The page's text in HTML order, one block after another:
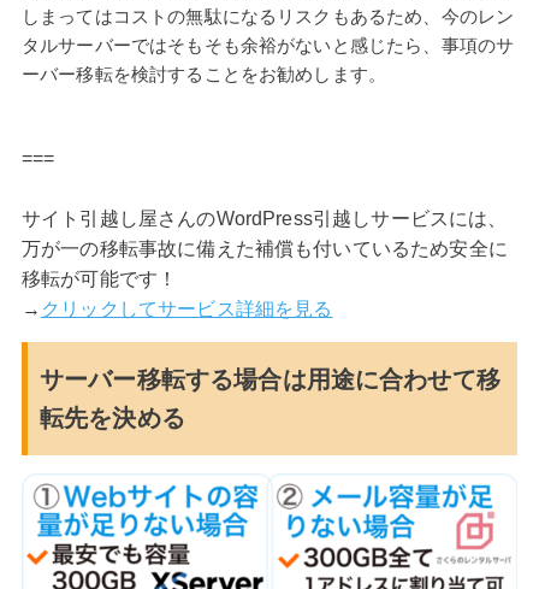
しまってはコストの無駄になるリスクもあるため、今のレン
タルサーバーではそもそも余裕がないと感じたら、事項のサ
ーバー移転を検討することをお勧めします。
===
サイト引越し屋さんのWordPress引越しサービスには、
万が一の移転事故に備えた補償も付いているため安全に
移転が可能です！
→ クリックしてサービス詳細を見る
サーバー移転する場合は用途に合わせて移
転先を決める